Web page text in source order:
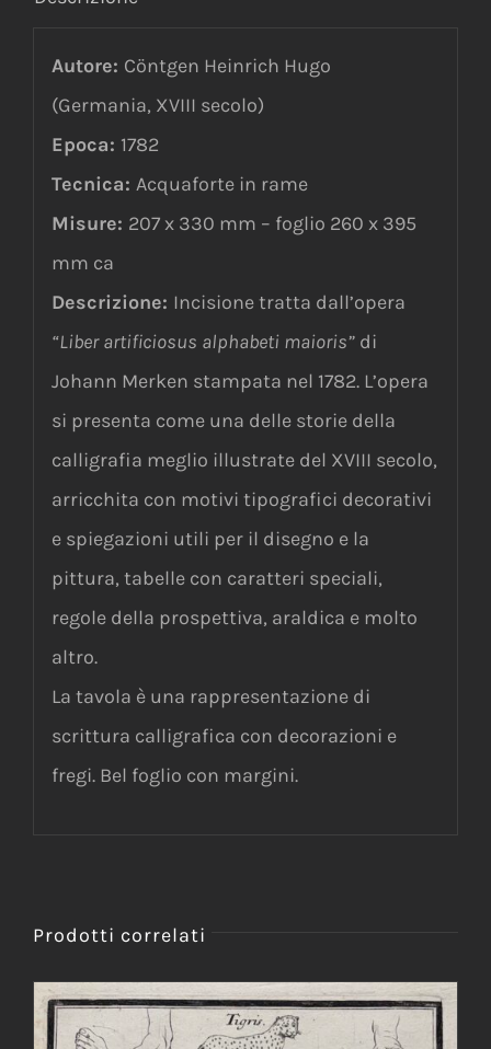
Autore: Cöntgen Heinrich Hugo
(Germania, XVIII secolo)
Epoca: 1782
Tecnica: Acquaforte in rame
Misure: 207 x 330 mm – foglio 260 x 395
mm ca
Descrizione: Incisione tratta dall’opera
“Liber artificiosus alphabeti maioris”di
Johann Merken stampata nel 1782. L’opera
si presenta come una delle storie della
calligrafia meglio illustrate del XVIII secolo,
arricchita con motivi tipografici decorativi
e spiegazioni utili per il disegno e la
pittura, tabelle con caratteri speciali,
regole della prospettiva, araldica e molto
altro.
La tavola è una rappresentazione di
scrittura calligrafica con decorazioni e
fregi. Bel foglio con margini.
Prodotti correlati